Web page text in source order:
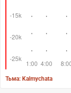
Тьма: Kalmychata